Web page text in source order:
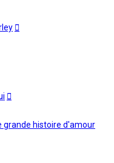
grande histoire d'amour